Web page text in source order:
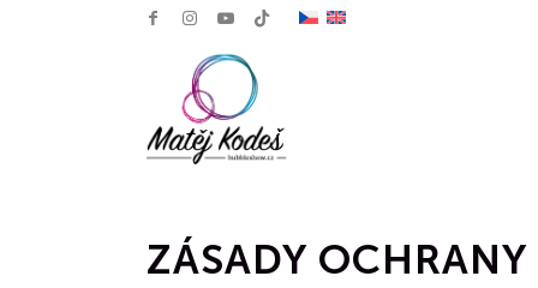
ZÁSADY